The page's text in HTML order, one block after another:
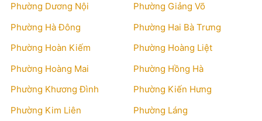
Phường Dương Nội
Phường Giảng Võ
Phường Hà Đông
Phường Hai Bà Trưng
Phường Hoàn Kiếm
Phường Hoàng Liệt
Phường Hoàng Mai
Phường Hồng Hà
Phường Khương Đình
Phường Kiến Hưng
Phường Kim Liên
Phường Láng